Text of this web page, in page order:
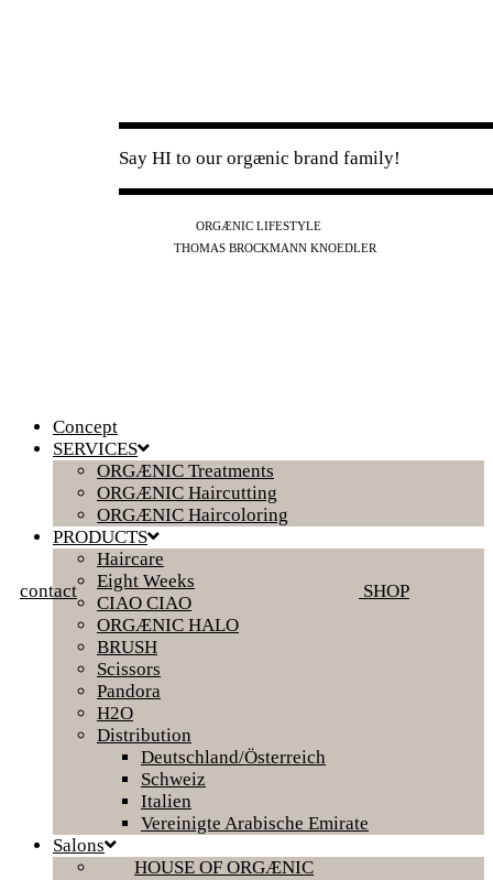
Say HI to our orgænic brand family!
ORGÆNIC LIFESTYLE
THOMAS BROCKMANN KNOEDLER
contact SHOP
Concept
SERVICES
ORGÆNIC Treatments
ORGÆNIC Haircutting
ORGÆNIC Haircoloring
PRODUCTS
Haircare
Eight Weeks
CIAO CIAO
ORGÆNIC HALO
BRUSH
Scissors
Pandora
H2O
Distribution
Deutschland/Österreich
Schweiz
Italien
Vereinigte Arabische Emirate
Salons
HOUSE OF ORGÆNIC